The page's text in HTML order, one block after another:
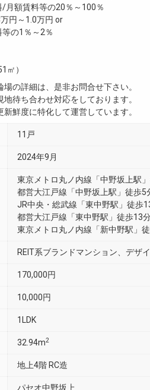
額賃料等の20％～100％
円～1.0万円 or
の1％～2％
㎡）
の詳細は、是非お問合せ下さい。
待ち合わせ対応をしております。
鮮度に特化して運営しています。
11戸
2024年9月
東京メトロ丸ノ内線「中野坂上駅
都営大江戸線「中野坂上駅」徒歩5
JR中央・総武線「東中野駅」徒歩
都営大江戸線「東中野駅」徒歩13
東京メトロ丸ノ内線「新中野駅」
REIT系ブランドマンション、デザ
170,000円
10,000円
1LDK
32.94m2
地上4階 RC造
パセオ中野坂上